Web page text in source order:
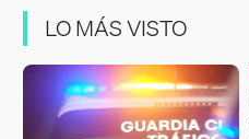
LO MÁS VISTO